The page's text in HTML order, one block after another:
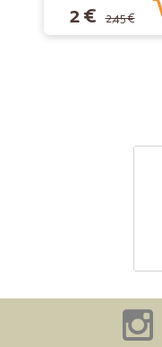
2 € 2,45 €